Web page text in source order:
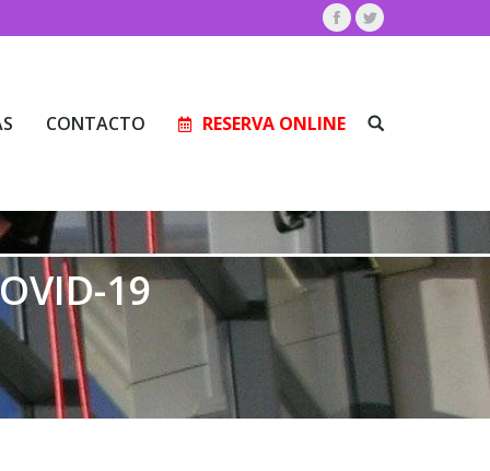
Facebook
Twitter
CONTACTO RESERVA ONLINE Buscar:
19